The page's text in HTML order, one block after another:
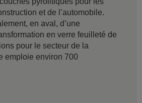
et de l’automobile.
en aval, d’une
en verre feuilleté de
pour le secteur de la
emploie environ 700